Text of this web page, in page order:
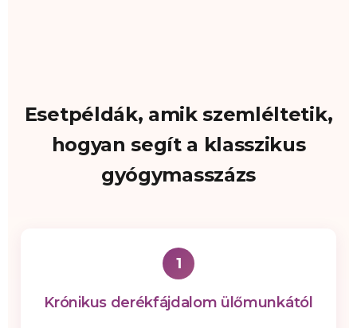
Esetpéldák, amik szemléltetik,
hogyan segít a klasszikus
gyógymasszázs
1
Krónikus derékfájdalom ülőmunkától